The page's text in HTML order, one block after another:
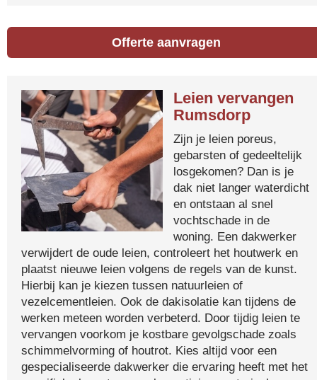
Offerte aanvragen
Leien vervangen
Rumsdorp
Zijn je leien poreus,
gebarsten of gedeeltelijk
losgekomen? Dan is je
dak niet langer waterdicht
en ontstaan al snel
vochtschade in de
woning. Een dakwerker
verwijdert de oude leien, controleert het houtwerk en
plaatst nieuwe leien volgens de regels van de kunst.
Hierbij kan je kiezen tussen natuurleien of
vezelcementleien. Ook de dakisolatie kan tijdens de
werken meteen worden verbeterd. Door tijdig leien te
vervangen voorkom je kostbare gevolgschade zoals
schimmelvorming of houtrot. Kies altijd voor een
gespecialiseerde dakwerker die ervaring heeft met het